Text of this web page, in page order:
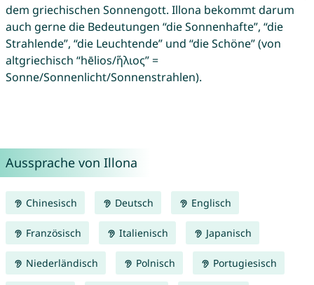
dem griechischen Sonnengott. Illona bekommt darum
auch gerne die Bedeutungen “die Sonnenhafte”, “die
Strahlende”, “die Leuchtende” und “die Schöne” (von
altgriechisch “hēlios/ἥλιος” =
Sonne/Sonnenlicht/Sonnenstrahlen).
Aussprache von Illona
Chinesisch Deutsch Englisch
Französisch Italienisch Japanisch
Niederländisch Polnisch Portugiesisch